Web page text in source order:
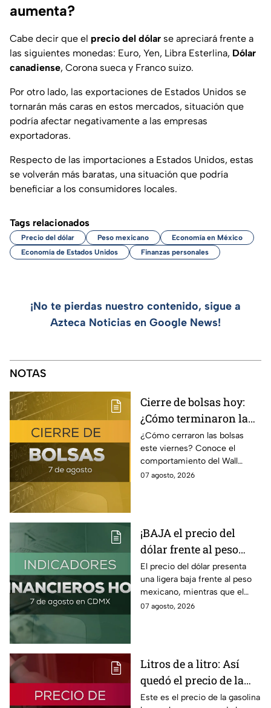
aumenta?
Cabe decir que el precio del dólar se apreciará frente a
las siguientes monedas: Euro, Yen, Libra Esterlina, Dólar
canadiense, Corona sueca y Franco suizo.
Por otro lado, las exportaciones de Estados Unidos se
tornarán más caras en estos mercados, situación que
podría afectar negativamente a las empresas
exportadoras.
Respecto de las importaciones a Estados Unidos, estas
se volverán más baratas, una situación que podría
beneficiar a los consumidores locales.
Tags relacionados
Precio del dólar Peso mexicano
Economía en México
Economía de Estados Unidos
Finanzas personales
¡No te pierdas nuestro contenido, sigue a
Azteca Noticias en Google News!
NOTAS
Cierre de bolsas hoy:
¿Cómo terminaron la
BMV y el Wall Street
hoy 7 de agosto
¿Cómo cerraron las bolsas
este viernes? Conoce el
comportamiento del Wall
Street y de la BMV, así como el
07 agosto, 2026
¡BAJA el precio del
dólar frente al peso
hoy! Así quedó este
viernes 7 de agosto
2026
El precio del dólar presenta
una ligera baja frente al peso
mexicano, mientras que el
petróleo también presenta una
07 agosto, 2026
Litros de a litro: Así
quedó el precio de la
gasolina HOY
Este es el precio de la gasolina